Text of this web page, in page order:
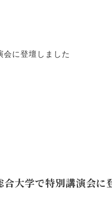
に登壇しました
大学で特別講演会に